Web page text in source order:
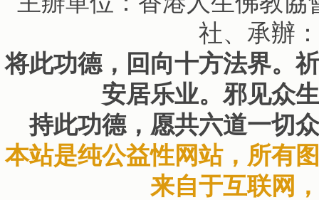
社、承辦
将此功德，回向十方法界。
安居乐业。邪见众
持此功德，愿共六道一切
本站是纯公益性网站，所有
来自于互联网